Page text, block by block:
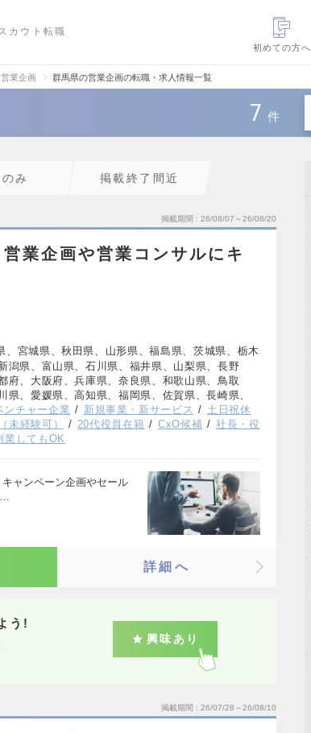
カウト転職
初めての方へ
営業企画 群馬県の営業企画の転職・求人情報一覧
7 件
み 掲載終了間近
掲載期間 26/08/07～26/08/20
業企画や営業コンサルにキ
、宮城県、秋田県、山形県、福島県、茨城県、栃木
潟県、富山県、石川県、福井県、山梨県、長野
府、大阪府、兵庫県、奈良県、和歌山県、鳥取
、愛媛県、高知県、福岡県、佐賀県、長崎県、
ンチャー企業 新規事業・新サービス
土日祝休
未経験可） 20代役員在籍 CxO候補
社長・役
業してもOK
ャンペーン企画やセール
…
詳細へ
う!
興味あり
掲載期間 26/07/28～26/08/10